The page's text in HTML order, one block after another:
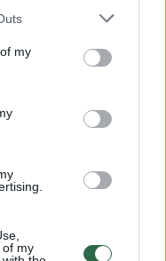
my
of my
rūkalų paimti
vietą,
po to, kai
ir cigaretes
pasienio
gabenimo